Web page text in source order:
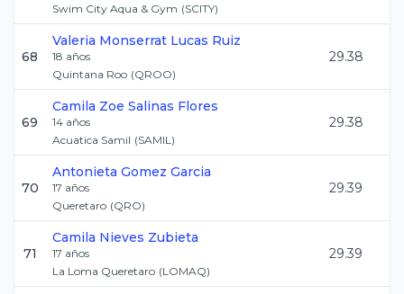
Swim City Aqua & Gym (SCITY)
68
Valeria Monserrat Lucas Ruiz
18 años
Quintana Roo (QROO)
29.38
69
Camila Zoe Salinas Flores
14 años
Acuatica Samil (SAMIL)
29.38
70
Antonieta Gomez Garcia
17 años
Queretaro (QRO)
29.39
71
Camila Nieves Zubieta
17 años
La Loma Queretaro (LOMAQ)
29.39